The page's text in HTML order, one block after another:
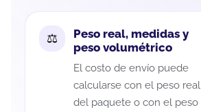
Peso real, medidas y
peso volumétrico
El costo de envío puede
calcularse con el peso real
del paquete o con el peso